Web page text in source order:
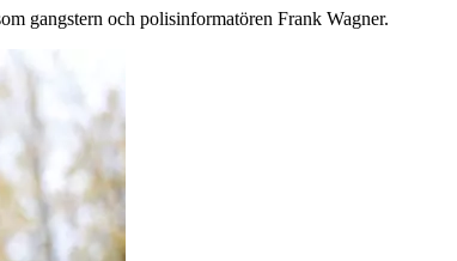
gangstern och polisinformatören Frank Wagner.